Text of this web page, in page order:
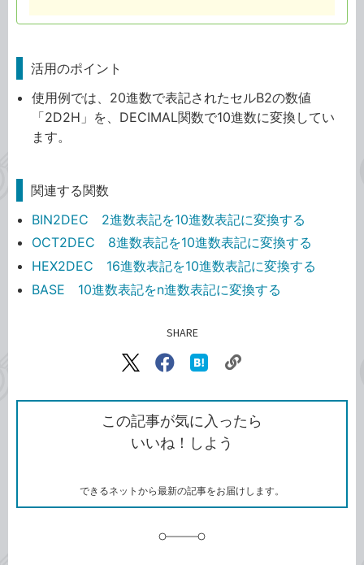
活用のポイント
使用例では、20進数で表記されたセルB2の数値
「2D2H」を、DECIMAL関数で10進数に変換してい
ます。
関連する関数
BIN2DEC 2進数表記を10進数表記に変換する
OCT2DEC 8進数表記を10進数表記に変換する
HEX2DEC 16進数表記を10進数表記に変換する
BASE 10進数表記をn進数表記に変換する
SHARE
X（旧
で
シ
ェ
ア
Facebook
シ
ェ
ア
な
ブ
ッ
ク
ク
ク
を
コ
この記事が気に入ったら
いいね！しよう
できるネットから最新の記事をお届けします。